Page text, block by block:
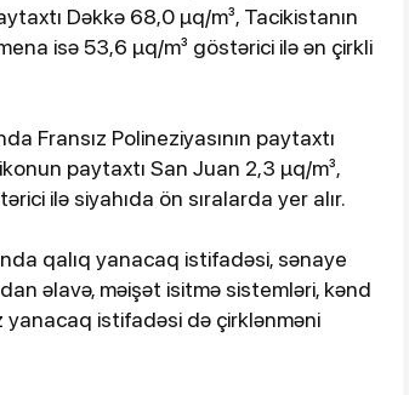
Dəkkə 68,0 µq/m³, Tacikistanın
isə 53,6 µq/m³ göstərici ilə ən çirkli
Fransız Polineziyasının paytaxtı
paytaxtı San Juan 2,3 µq/m³,
ilə siyahıda ön sıralarda yer alır.
qalıq yanacaq istifadəsi, sənaye
əlavə, məişət isitmə sistemləri, kənd
istifadəsi də çirklənməni